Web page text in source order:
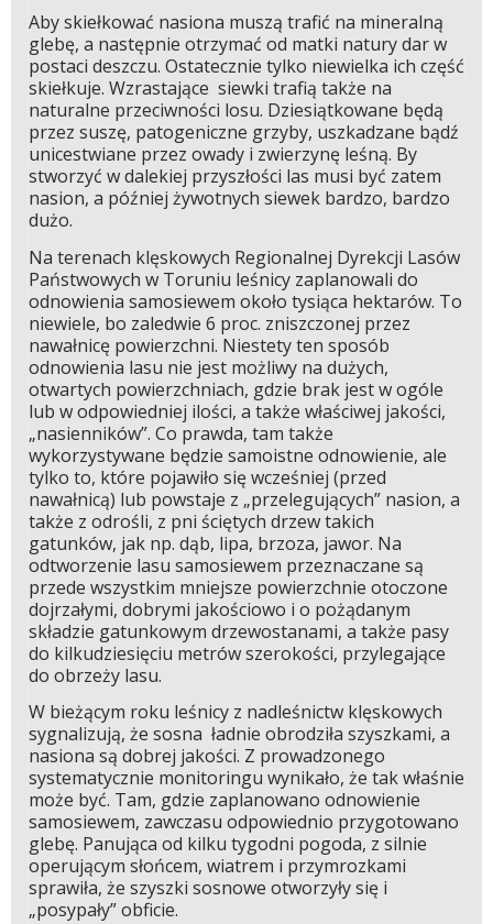
Aby skiełkować nasiona muszą trafić na mineralną
glebę, a następnie otrzymać od matki natury dar w
postaci deszczu. Ostatecznie tylko niewielka ich część
skiełkuje. Wzrastające siewki trafią także na
naturalne przeciwności losu. Dziesiątkowane będą
przez suszę, patogeniczne grzyby, uszkadzane bądź
unicestwiane przez owady i zwierzynę leśną. By
stworzyć w dalekiej przyszłości las musi być zatem
nasion, a później żywotnych siewek bardzo, bardzo
dużo.
Na terenach klęskowych Regionalnej Dyrekcji Lasów
Państwowych w Toruniu leśnicy zaplanowali do
odnowienia samosiewem około tysiąca hektarów. To
niewiele, bo zaledwie 6 proc. zniszczonej przez
nawałnicę powierzchni. Niestety ten sposób
odnowienia lasu nie jest możliwy na dużych,
otwartych powierzchniach, gdzie brak jest w ogóle
lub w odpowiedniej ilości, a także właściwej jakości,
„nasienników”. Co prawda, tam także
wykorzystywane będzie samoistne odnowienie, ale
tylko to, które pojawiło się wcześniej (przed
nawałnicą) lub powstaje z „przelegujących” nasion, a
także z odrośli, z pni ściętych drzew takich
gatunków, jak np. dąb, lipa, brzoza, jawor. Na
odtworzenie lasu samosiewem przeznaczane są
przede wszystkim mniejsze powierzchnie otoczone
dojrzałymi, dobrymi jakościowo i o pożądanym
składzie gatunkowym drzewostanami, a także pasy
do kilkudziesięciu metrów szerokości, przylegające
do obrzeży lasu.
W bieżącym roku leśnicy z nadleśnictw klęskowych
sygnalizują, że sosna ładnie obrodziła szyszkami, a
nasiona są dobrej jakości. Z prowadzonego
systematycznie monitoringu wynikało, że tak właśnie
może być. Tam, gdzie zaplanowano odnowienie
samosiewem, zawczasu odpowiednio przygotowano
glebę. Panująca od kilku tygodni pogoda, z silnie
operującym słońcem, wiatrem i przymrozkami
sprawiła, że szyszki sosnowe otworzyły się i
„posypały” obficie.